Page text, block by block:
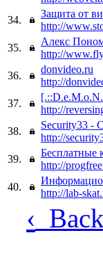
34.
Защита от
http://
35.
Алекс
http://
36.
donvideo.ru
http://
37.
http://
38.
Security33 -
http://
39.
Бесплатные
http://
40.
http://lab-
‹ Back